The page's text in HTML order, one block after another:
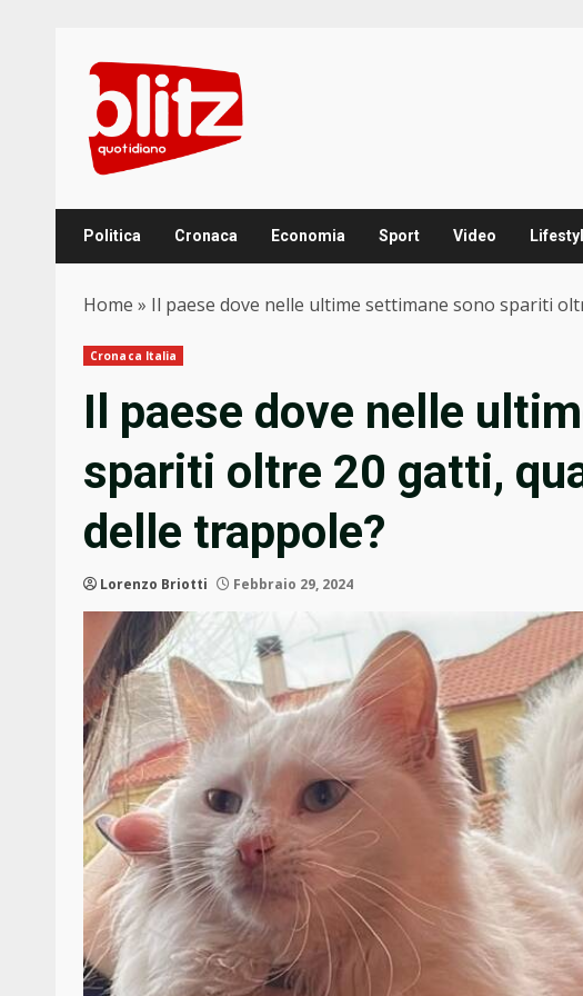
content
Politica Cronaca Economia Sport Video
Home » Il paese dove nelle ultime settimane sono spariti
Cronaca Italia
Il paese dove nelle
spariti oltre 20 gatti,
delle trappole?
Lorenzo Briotti Febbraio 29, 2024